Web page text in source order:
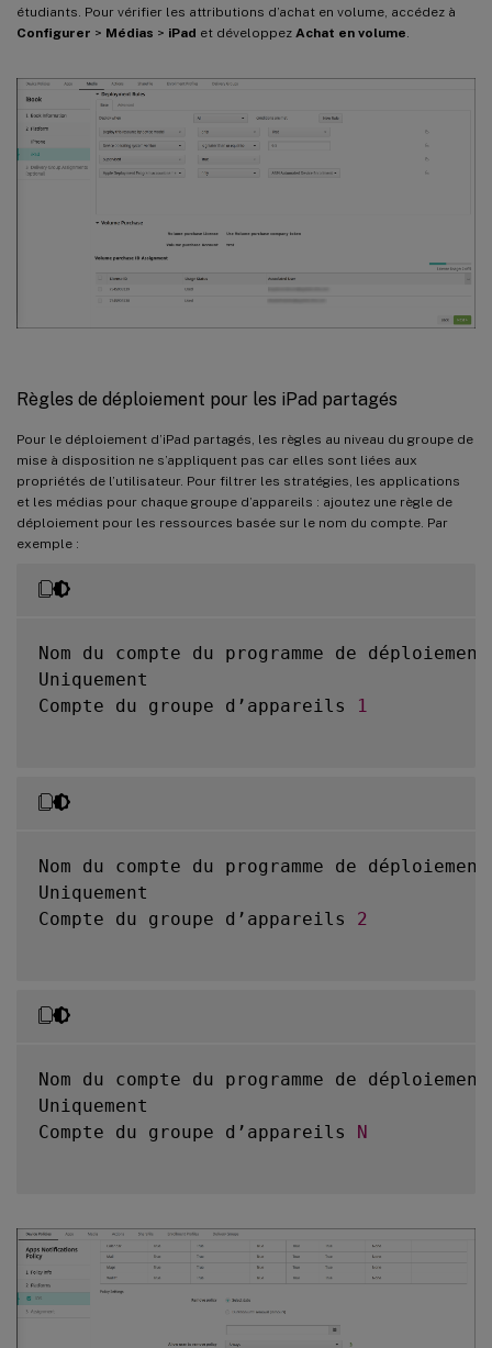
étudiants. Pour vérifier les attributions d’achat en volume, accédez à
Configurer > Médias > iPad et développez Achat en volume.
Règles de déploiement pour les iPad partagés
Pour le déploiement d’iPad partagés, les règles au niveau du groupe de
mise à disposition ne s’appliquent pas car elles sont liées aux
propriétés de l’utilisateur. Pour filtrer les stratégies, les applications
et les médias pour chaque groupe d’appareils : ajoutez une règle de
déploiement pour les ressources basée sur le nom du compte. Par
exemple :
Nom du compte du programme de
Uniquement
Compte du groupe d’appareils
1
Nom du compte du programme de
Uniquement
Compte du groupe d’appareils 2
Nom du compte du programme de
Uniquement
Compte du groupe d’appareils N